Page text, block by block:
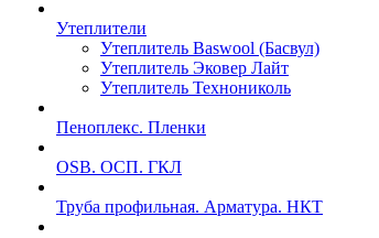
Утеплители
Утеплитель Baswool (Басвул)
Утеплитель Эковер Лайт
Утеплитель Технониколь
Пеноплекс. Пленки
OSB. ОСП. ГКЛ
Труба профильная. Арматура. НКТ